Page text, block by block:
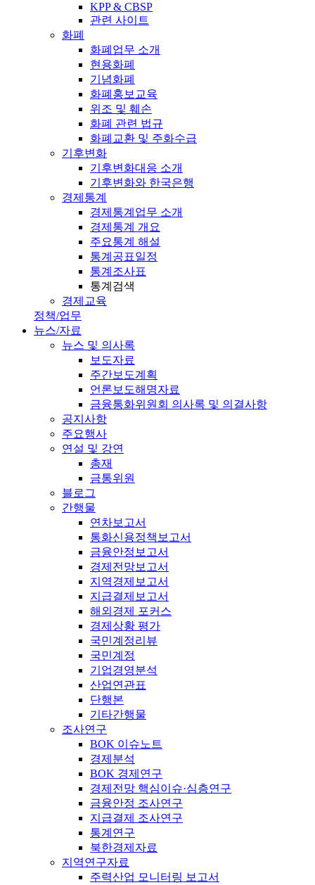
KPP & CBSP
관련 사이트
화폐
화폐업무 소개
현용화폐
기념화폐
화폐홍보교육
위조 및 훼손
화폐 관련 법규
화폐교환 및 주화수급
기후변화
기후변화대응 소개
기후변화와 한국은행
경제통계
경제통계업무 소개
경제통계 개요
주요통계 해설
통계공표일정
통계조사표
통계검색
경제교육
정책/업무
뉴스/자료
뉴스 및 의사록
보도자료
주간보도계획
언론보도해명자료
금융통화위원회 의사록 및 의결사항
공지사항
주요행사
연설 및 강연
총재
금통위원
블로그
간행물
연차보고서
통화신용정책보고서
금융안정보고서
경제전망보고서
지역경제보고서
지급결제보고서
해외경제 포커스
경제상황 평가
국민계정리뷰
국민계정
기업경영분석
산업연관표
단행본
기타간행물
조사연구
BOK 이슈노트
경제분석
BOK 경제연구
경제전망 핵심이슈·심층연구
금융안정 조사연구
지급결제 조사연구
통계연구
북한경제자료
지역연구자료
주력산업 모니터링 보고서